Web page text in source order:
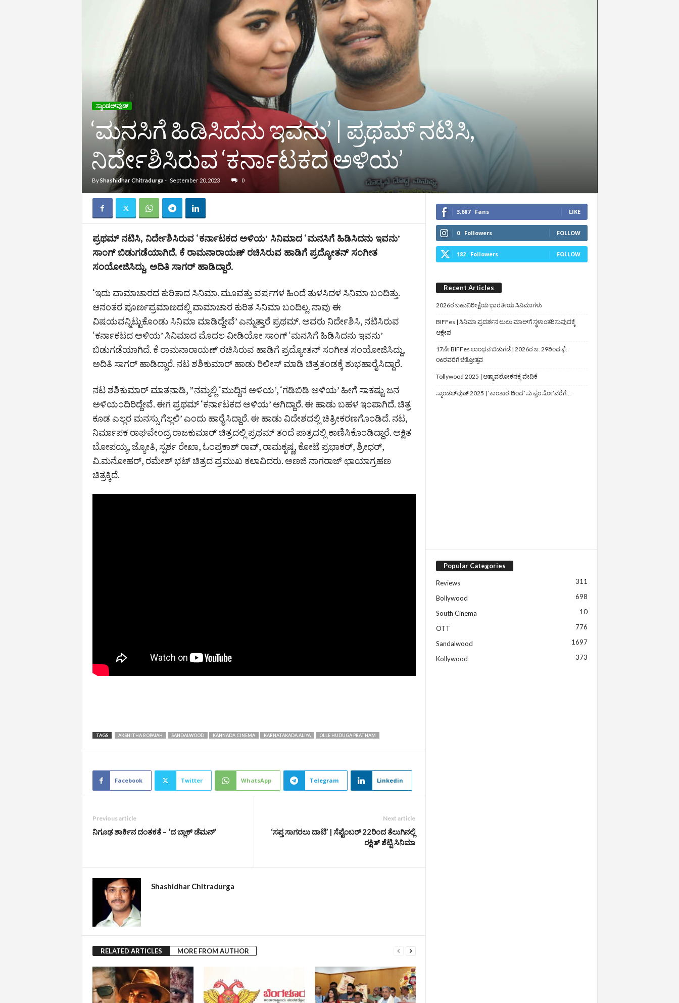
ಸ್ಯಾಂಡಲ್‌ವುಡ್‌
‘ಮನಸಿಗೆ ಹಿಡಿಸಿದನು ಇವನು’ | ಪ್ರಥಮ್‌ ನಟಿಸಿ,
ನಿರ್ದೇಶಿಸಿರುವ ‘ಕರ್ನಾಟಕದ ಅಳಿಯ’
ByShashidhar Chitradurga- September 20, 2023 0
ಪ್ರಥಮ್‌ ನಟಿಸಿ, ನಿರ್ದೇಶಿಸಿರುವ ‘ಕರ್ನಾಟಕದ ಅಳಿಯ’ ಸಿನಿಮಾದ ‘ಮನಸಿಗೆ ಹಿಡಿಸಿದನು ಇವನು’
ಸಾಂಗ್‌ ಬಿಡುಗಡೆಯಾಗಿದೆ. ಕೆ ರಾಮನಾರಾಯಣ್‌ ರಚಿಸಿರುವ ಹಾಡಿಗೆ ಪ್ರದ್ಯೋತನ್‌ ಸಂಗೀತ
ಸಂಯೋಜಿಸಿದ್ದು, ಅದಿತಿ ಸಾಗರ್‌ ಹಾಡಿದ್ದಾರೆ.
‘ಇದು ವಾಮಾಚಾರದ ಕುರಿತಾದ ಸಿನಿಮಾ. ಮೂವತ್ತು ವರ್ಷಗಳ ಹಿಂದೆ ತುಳಸಿದಳ ಸಿನಿಮಾ ಬಂದಿತ್ತು.
ಆನಂತರ ಪೂರ್ಣಪ್ರಮಾಣದಲ್ಲಿ ವಾಮಾಚಾರ ಕುರಿತ ಸಿನಿಮಾ ಬಂದಿಲ್ಲ. ನಾವು ಈ
ವಿಷಯವನ್ನಿಟ್ಟುಕೊಂಡು ಸಿನಿಮಾ ಮಾಡಿದ್ದೇವೆ’ ಎನ್ನುತ್ತಾರೆ ಪ್ರಥಮ್‌. ಅವರು ನಿರ್ದೇಶಿಸಿ, ನಟಿಸಿರುವ
‘ಕರ್ನಾಕಟದ ಅಳಿಯ’ ಸಿನಿಮಾದ ಮೊದಲ ವೀಡಿಯೋ ಸಾಂಗ್‌ ‘ಮನಸಿಗೆ ಹಿಡಿಸಿದನು ಇವನು’
ಬಿಡುಗಡೆಯಾಗಿದೆ. ಕೆ ರಾಮನಾರಾಯಣ್‌ ರಚಿಸಿರುವ ಹಾಡಿಗೆ ಪ್ರದ್ಯೋತನ್‌ ಸಂಗೀತ ಸಂಯೋಜಿಸಿದ್ದು,
ಅದಿತಿ ಸಾಗರ್‌ ಹಾಡಿದ್ದಾರೆ. ನಟ ಶಶಿಕುಮಾರ್‌ ಹಾಡು ರಿಲೀಸ್‌ ಮಾಡಿ ಚಿತ್ರತಂಡಕ್ಕೆ ಶುಭಹಾರೈಸಿದ್ದಾರೆ.
ನಟ ಶಶಿಕುಮಾರ್‌ ಮಾತನಾಡಿ, ”ನಮ್ಮಲ್ಲಿ ‘ಮುದ್ದಿನ ಅಳಿಯ’, ‘ಗಡಿಬಿಡಿ ಅಳಿಯ’ ಹೀಗೆ ಸಾಕಷ್ಟು ಜನ
ಅಳಿಯಂದಿರಿದ್ದೇವೆ. ಈಗ ಪ್ರಥಮ್ ‘ಕರ್ನಾಟಕದ ಅಳಿಯ’ ಆಗಿದ್ದಾರೆ. ಈ ಹಾಡು ಬಹಳ ಇಂಪಾಗಿದೆ. ಚಿತ್ರ
ಕೂಡ ಎಲ್ಲರ ಮನಸ್ಸು ಗೆಲ್ಲಲಿ’ ಎಂದು ಹಾರೈಸಿದ್ದಾರೆ. ಈ ಹಾಡು ವಿದೇಶದಲ್ಲಿ ಚಿತ್ರೀಕರಣಗೊಂಡಿದೆ. ನಟ,
ನಿರ್ಮಾಪಕ ರಾಘವೇಂದ್ರ ರಾಜಕುಮಾರ್ ಚಿತ್ರದಲ್ಲಿ ಪ್ರಥಮ್‌ ತಂದೆ ಪಾತ್ರದಲ್ಲಿ ಕಾಣಿಸಿಕೊಂಡಿದ್ದಾರೆ. ಅಕ್ಷಿತ
ಬೋಪಯ್ಯ, ಜ್ಯೋತಿ, ಸ್ಪರ್ಶ ರೇಖಾ, ಓಂಪ್ರಕಾಶ್ ರಾವ್, ರಾಮಕೃಷ್ಣ, ಕೋಟೆ ಪ್ರಭಾಕರ್, ಶ್ರೀಧರ್,
ವಿ.ಮನೋಹರ್, ರಮೇಶ್ ಭಟ್ ಚಿತ್ರದ ಪ್ರಮುಖ ಕಲಾವಿದರು. ಅಣಜಿ ನಾಗರಾಜ್‌ ಛಾಯಾಗ್ರಹಣ
ಚಿತ್ರಕ್ಕಿದೆ.
TAGS AKSHITHA BOPAIAH SANDALWOOD KANNADA CINEMA KARNATAKADA ALIYA OLLE HUDUGA PRATHAM
Facebook Twitter WhatsApp Telegram Linkedin
Previous article
ನಿಗೂಢ ಶಾರ್ಕಿನ ದಂತಕತೆ – ‘ದ ಬ್ಲಾಕ್ ಡೆಮನ್’
Next article
‘ಸಪ್ತ ಸಾಗರಲು ದಾಟಿ’ | ಸೆಪ್ಟೆಂಬರ್‌ 22ರಿಂದ ತೆಲುಗಿನಲ್ಲಿ
ರಕ್ಷಿತ್‌ ಶೆಟ್ಟಿ ಸಿನಿಮಾ
Shashidhar Chitradurga
RELATED ARTICLES MORE FROM AUTHOR
3,687 Fans LIKE
0 Followers FOLLOW
182 Followers FOLLOW
Recent Articles
2026ರ ಬಹುನಿರೀಕ್ಷೆಯ ಭಾರತೀಯ ಸಿನಿಮಾಗಳು
BIFFes | ಸಿನಿಮಾ ಪ್ರದರ್ಶನ ಲುಲು ಮಾಲ್‌ಗೆ ಸ್ಥಳಾಂತರಿಸುವುದಕ್ಕೆ
ಆಕ್ಷೇಪ
17ನೇ BIFFes ಲಾಂಛನ ಬಿಡುಗಡೆ | 2026ರ ಜ. 29ರಿಂದ ಫೆ.
06ರವರೆಗೆ ಚಿತ್ರೋತ್ಸವ
Tollywood 2025 | ಆತ್ಮಾವಲೋಕನಕ್ಕೆ ವೇದಿಕೆ
ಸ್ಯಾಂಡಲ್‌ವುಡ್‌ 2025 | ‘ಕಾಂತಾರ’ದಿಂದ ‘ಸು ಫ್ರಂ ಸೋ’ವರೆಗೆ…
Popular Categories
Reviews 311
Bollywood 698
South Cinema 10
OTT 776
Sandalwood 1697
Kollywood 373